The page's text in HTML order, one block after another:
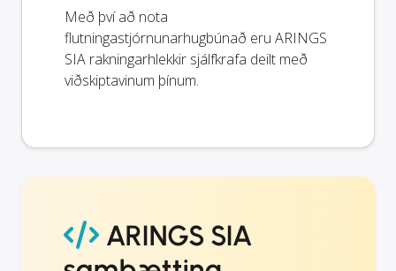
Með því að nota
flutningastjórnunarhugbúnað eru ARINGS
SIA rakningarhlekkir sjálfkrafa deilt með
viðskiptavinum þínum.
ARINGS SIA